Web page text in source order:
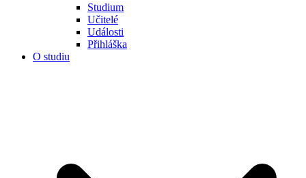
Studium
Učitelé
Události
Přihláška
O studiu